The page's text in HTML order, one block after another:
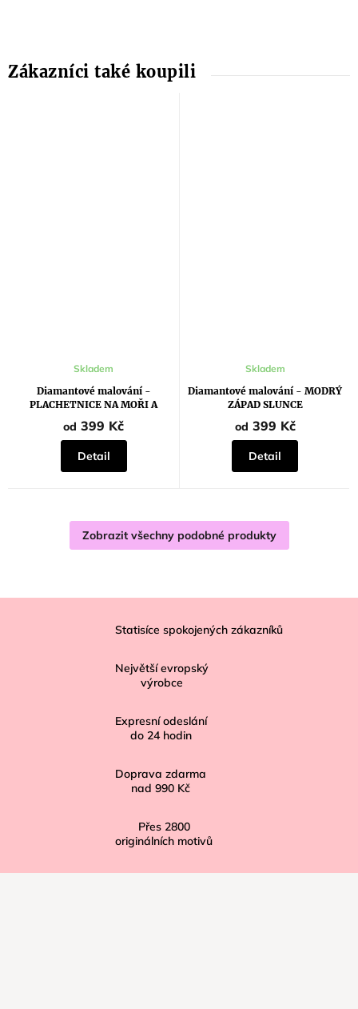
Diamantové malování -
PLACHETNICE NA MOŘI A
LETÍCÍ RACEK
Skladem
od 399 Kč
Detail
Diamantové malování - MODRÝ
ZÁPAD SLUNCE
Skladem
od 399 Kč
Detail
Zobrazit všechny podobné produkty
Statisíce spokojených zákazníků
Největší evropský
výrobce
Expresní odeslání
do 24 hodin
Doprava zdarma
nad 990 Kč
Přes 2800
originálních motivů